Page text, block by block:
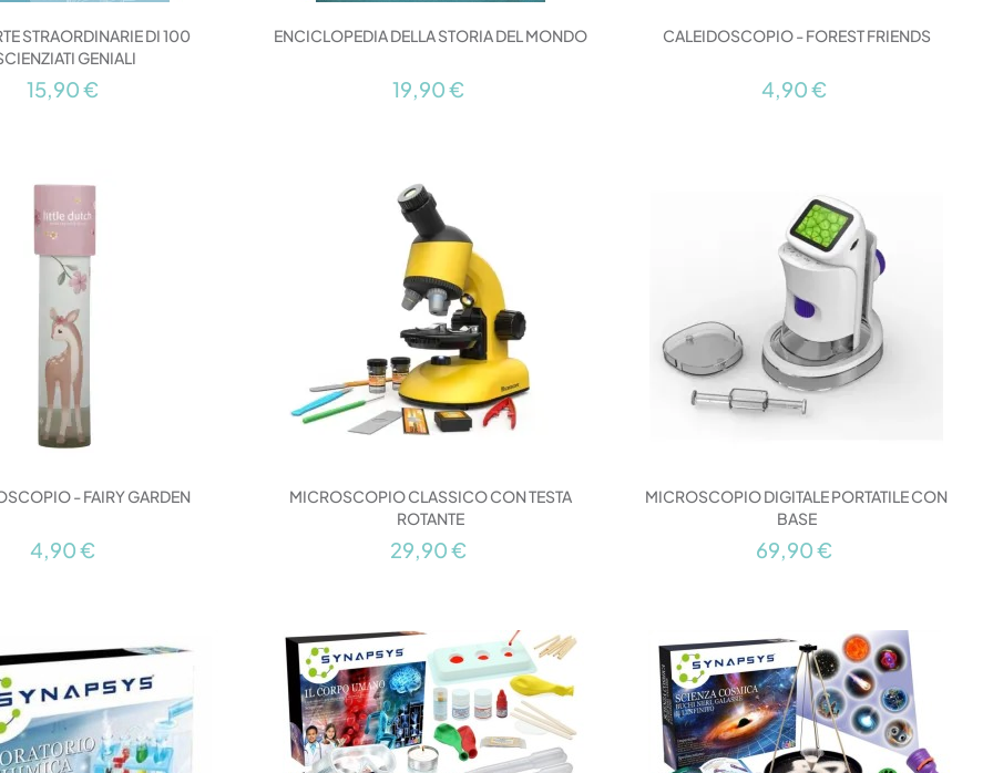
STRAORDINARIE DI 100
GENIALI
15,90 €
ENCICLOPEDIA DELLA STORIA DEL MONDO
19,90 €
CALEIDOSCOPIO - FOREST FRIENDS
4,90 €
- FAIRY GARDEN
4,90 €
MICROSCOPIO CLASSICO CON TESTA
ROTANTE
29,90 €
MICROSCOPIO DIGITALE PORTATILE CON
BASE
69,90 €